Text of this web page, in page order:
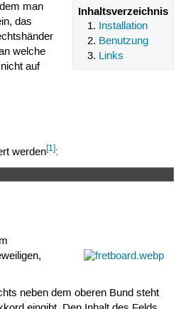
Inhaltsverzeichnis
Installation
Benutzung
Links
man
das
welche
auf
werden[1]:
neben dem oberen Bund steht